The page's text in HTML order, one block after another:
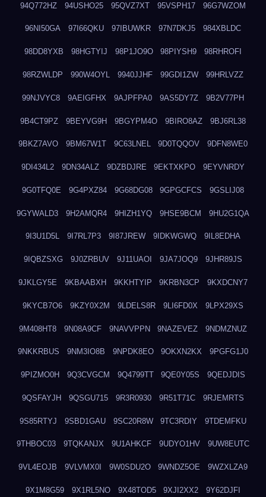
94Q772HZ 94USHO25 95QVZ7XT 95VSPH17 96G7WZOM
96NI50GA 97I66QKU 97IBUWKR 97N7DKJ5 984XBLDC
98DD8YXB 98HGTYIJ 98P1JO9O 98PIYSH9 98RHROFI
98RZWLDP 990W4OYL 9940JJHF 99GDI1ZW 99HRLVZZ
99NJVYC8 9AEIGFHX 9AJPFPA0 9AS5DY7Z 9B2V77PH
9B4CT9PZ 9BEYVG9H 9BGYPM4O 9BIRO8AZ 9BJ6RL38
9BKZ7AVO 9BM67W1T 9C63LNEL 9D0TQQOV 9DFN8WE0
9DI434L2 9DN34ALZ 9DZBDJRE 9EKTXKPO 9EYVNRDY
9G0TFQ0E 9G4PXZ84 9G68DG08 9GPGCFCS 9GSLIJ08
9GYWALD3 9H2AMQR4 9HIZH1YQ 9HSE9BCM 9HU2G1QA
9I3U1D5L 9I7RL7P3 9I87JREW 9IDKWGWQ 9IL8EDHA
9IQBZSXG 9J0ZRBUV 9J11UAOI 9JA7JOQ9 9JHR89JS
9JKLGY5E 9KBAABXH 9KKHTYIP 9KRBN3CP 9KXDCNY7
9KYCB7O6 9KZY0X2M 9LDELS8R 9LI6FD0X 9LPX29XS
9M408HT8 9N08A9CF 9NAVVPPN 9NAZEVEZ 9NDMZNUZ
9NKKRBUS 9NM3IO8B 9NPDK8EO 9OKXN2KX 9PGFG1J0
9PIZMO0H 9Q3CVGCM 9Q4799TT 9QE0Y05S 9QEDJDIS
9QSFAYJH 9QSGU715 9R3R0930 9R51T71C 9RJEMRTS
9S85RTYJ 9SBD1GAU 9SC20R8W 9TC3RDIY 9TDEMFKU
9THBOC03 9TQKANJX 9U1AHKCF 9UDYO1HV 9UW8EUTC
9VL4EOJB 9VLVMX0I 9W0SDU2O 9WNDZ5OE 9WZXLZA9
9X1M8G59 9X1RL5NO 9X48TOD5 9XJI2XX2 9Y62DJFI